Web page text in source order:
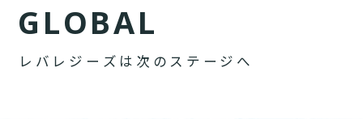
GLOBAL
レ バ レ ジ ー ズ は 次 の ス テ ー ジ へ